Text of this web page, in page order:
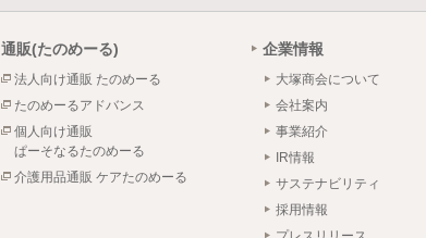
通販(たのめーる)
法人向け通販 たのめーる
たのめーるアドバンス
個人向け通販
ぱーそなるたのめーる
介護用品通販 ケアたのめーる
企業情報
大塚商会について
会社案内
事業紹介
IR情報
サステナビリティ
採用情報